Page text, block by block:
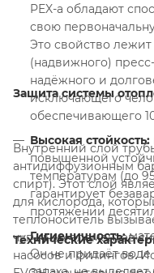
PEX-a обладают
свою
Это свойство
(надвижного)
надёжного и
исключающего
обеспечивающего
Высокая стойкость:
повышенной
температурам (до
гарантирует
протяжении
Гигиеничность:
Он не придаёт воде
Защита системы
Внутренний слой
антидиффузионным
спирт). Этот слой
для кислорода,
теплоноситель
чугунных элементов
насосов и фитингов.
Технические